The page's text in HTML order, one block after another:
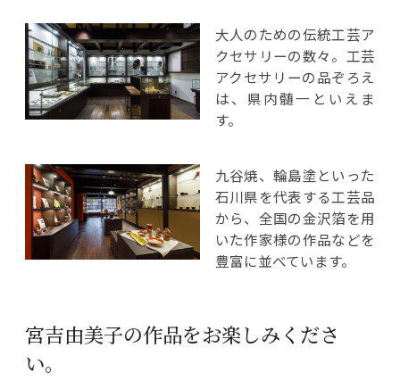
大人のための伝統工芸ア
クセサリーの数々。工芸
アクセサリーの品ぞろえ
は、県内髄一といえま
す。
九谷焼、輪島塗といった
石川県を代表する工芸品
から、全国の金沢箔を用
いた作家様の作品などを
豊富に並べています。
宮吉由美子の作品をお楽しみくださ
い。